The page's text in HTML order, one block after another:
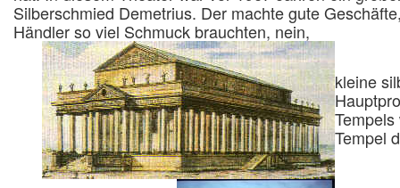
Silberschmied Demetrius. Der machte gute
Händler so viel Schmuck brauchten, nein,
kleine
Tempel